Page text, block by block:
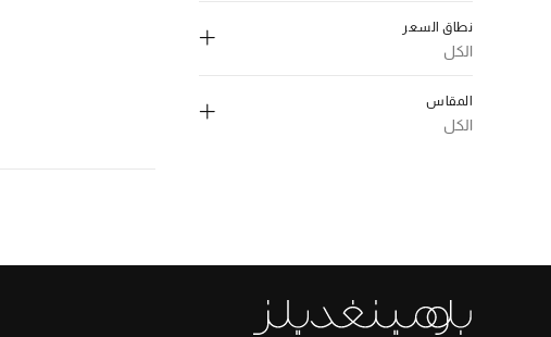
ملابس خارجية
الترتيب حسب نوع المنتج: ملابس خارجية
الترتيب حسب اللون: #895129
نطاق السعر
الكل
المقاس
الكل
الترتيب حسب المقاس: M
L
(2)